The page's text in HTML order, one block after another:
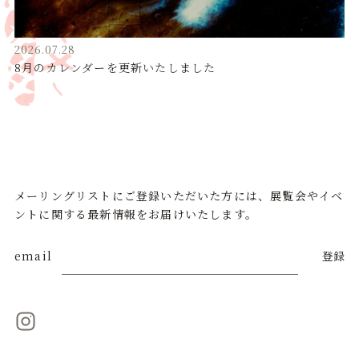
2026.07.28
8月のカレンダーを更新いたしました
メーリングリストにご登録いただいた方には、展覧会やイベ
ントに関する最新情報をお届けいたします。
email 登録